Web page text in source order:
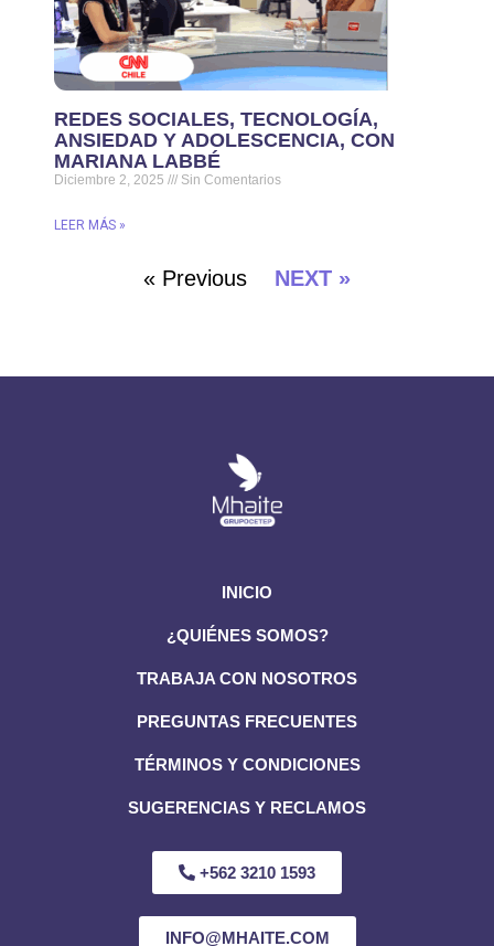
REDES SOCIALES, TECNOLOGÍA,
ANSIEDAD Y ADOLESCENCIA, CON
MARIANA LABBÉ
Diciembre 2, 2025 Sin Comentarios
LEER MÁS »
« Previous NEXT »
INICIO
¿QUIÉNES SOMOS?
TRABAJA CON NOSOTROS
PREGUNTAS FRECUENTES
TÉRMINOS Y CONDICIONES
SUGERENCIAS Y RECLAMOS
+562 3210 1593
INFO@MHAITE.COM